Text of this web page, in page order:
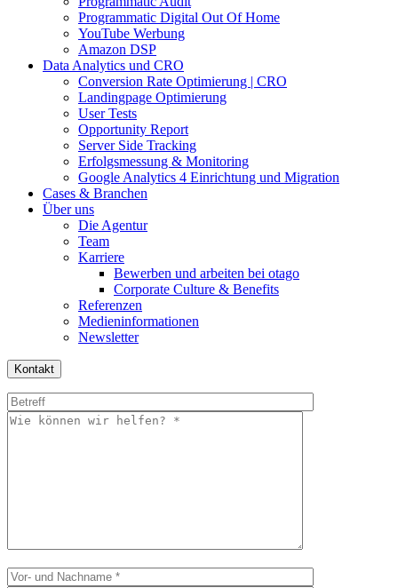
Programmatic Digital Out Of Home
YouTube Werbung
Amazon DSP
Data Analytics und CRO
Conversion Rate Optimierung | CRO
Landingpage Optimierung
User Tests
Opportunity Report
Server Side Tracking
Erfolgsmessung & Monitoring
Google Analytics 4 Einrichtung und Migration
Cases & Branchen
Über uns
Die Agentur
Team
Karriere
Bewerben und arbeiten bei otago
Corporate Culture & Benefits
Referenzen
Medieninformationen
Newsletter
Kontakt